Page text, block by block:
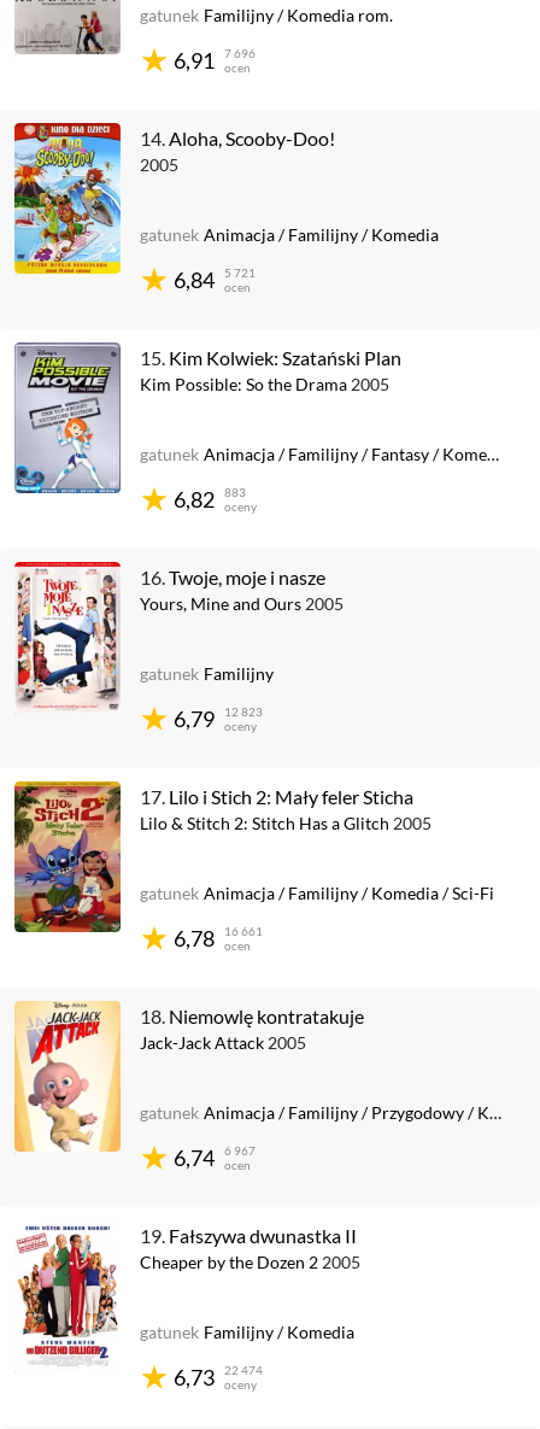
6,91
7 696
ocen
gatunek Familijny/Komedia rom.
14.Aloha, Scooby-Doo!
2005
6,84
5 721
ocen
gatunek Animacja/Familijny/Komedia
15. Kim Kolwiek: Szatański Plan
Kim Possible: So the Drama 2005
6,82
883
oceny
gatunek Animacja/Familijny/Fantasy/Komedia
16.Twoje, moje i nasze
Yours, Mine and Ours 2005
6,79
12 823
oceny
gatunek Familijny
17. Lilo i Stich 2: Mały feler Sticha
Lilo & Stitch 2: Stitch Has a Glitch 2005
6,78
16 661
ocen
gatunek Animacja/Familijny/Komedia/Sci-Fi
18. Niemowlę kontratakuje
Jack-Jack Attack 2005
6,74
6 967
ocen
gatunek Animacja/Familijny/Przygodowy/Krótkometrażowy
19. Fałszywa dwunastka II
Cheaper by the Dozen 2 2005
6,73
22 474
oceny
gatunek Familijny/Komedia